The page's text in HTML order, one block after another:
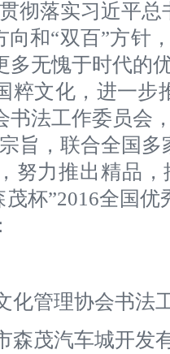
彻落实习近平
向和“双百”方针
多无愧于时代的
粹文化，进一步
书法工作委员会
旨，联合全国
努力推出精品
茂杯”2016全国
化管理协会书法
森茂汽车城开发